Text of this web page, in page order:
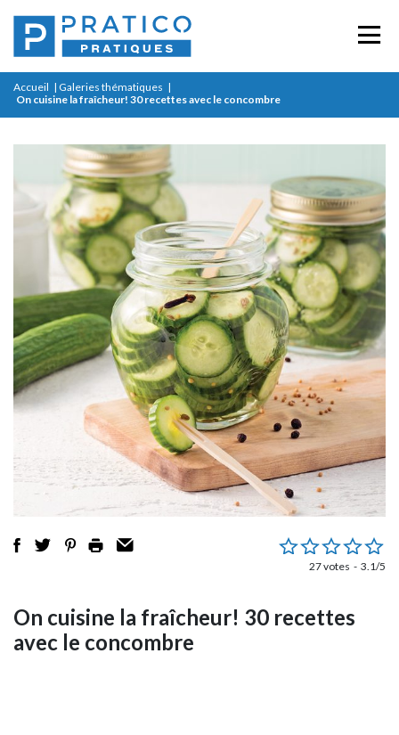
Accueil | Galeries thématiques |
On cuisine la fraîcheur! 30 recettes avec le concombre
27 votes 3.1/5
On cuisine la fraîcheur! 30 recettes
avec le concombre